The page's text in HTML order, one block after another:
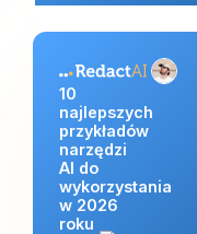
10
najlepszych
przykładów
narzędzi
AI do
wykorzystania
w 2026
roku